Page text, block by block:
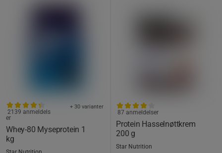
Whey-80 Myseprotein 1
kg
+ 30 varianter
2139 anmeldels
er
Protein Hasselnøttkrem
200 g
87 anmeldelser
Star Nutrition